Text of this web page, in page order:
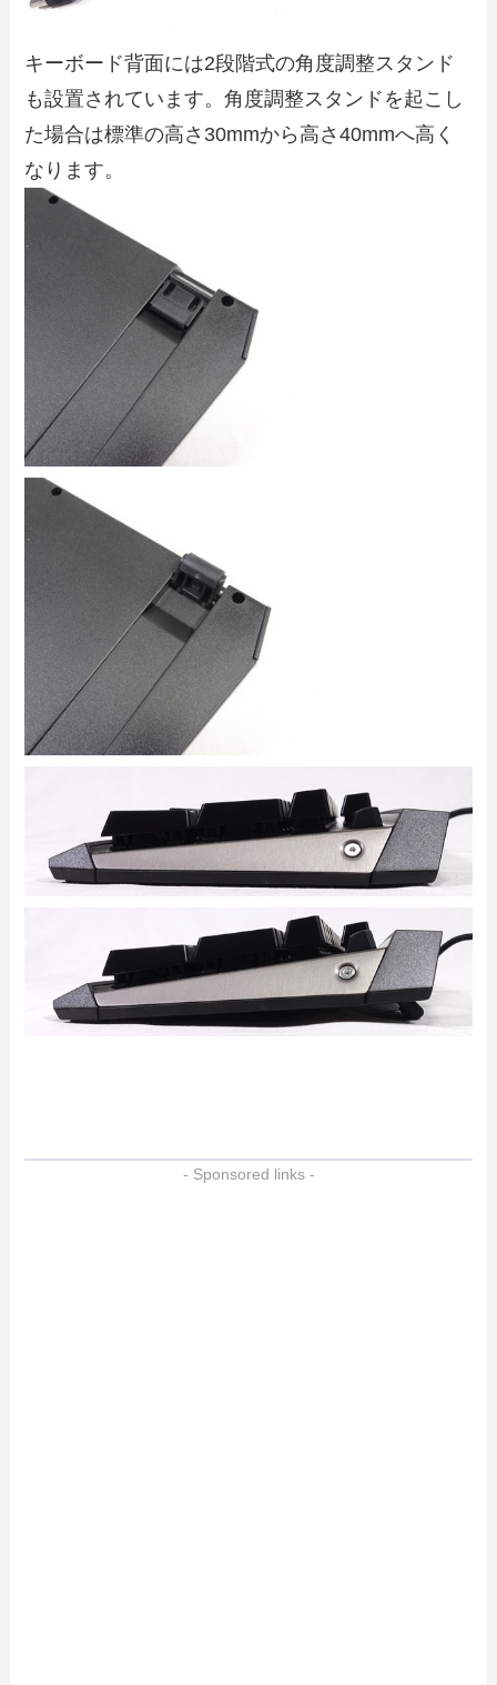
キーボード背面には2段階式の角度調整スタンド
も設置されています。角度調整スタンドを起こし
た場合は標準の高さ30mmから高さ40mmへ高く
なります。
- Sponsored links -